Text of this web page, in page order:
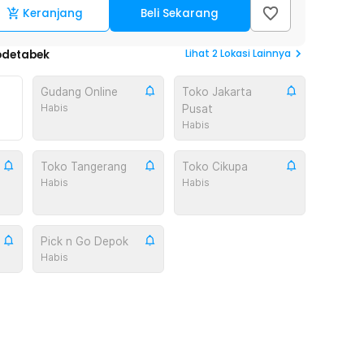
Keranjang Beli Sekarang
Lihat 2Lokasi Lainnya
Gudang Online
Habis
Toko Jakarta
Pusat
Habis
Toko Tangerang
Habis
Toko Cikupa
Habis
Pick n Go Depok
Habis